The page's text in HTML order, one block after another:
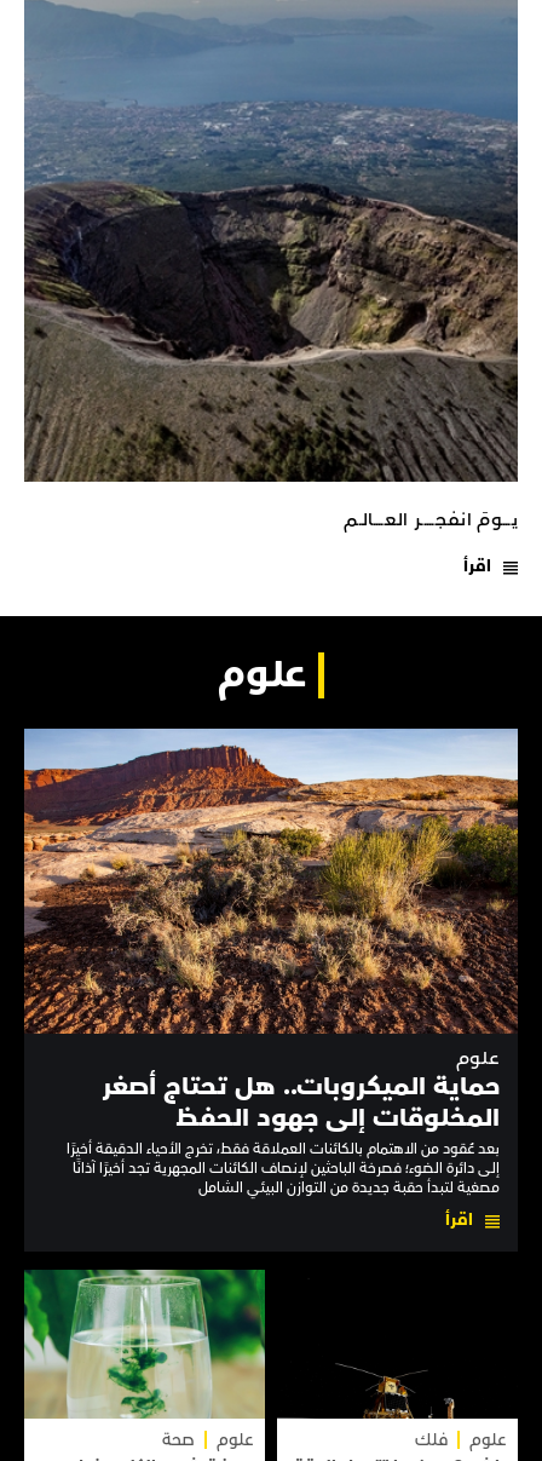
يـــومَ انفجـــــر العــــالـم
اقرأ
علوم
علوم
حماية الميكروبات.. هل تحتاج أصغر
المخلوقات إلى جهود الحفظ
بعد عُقود من الاهتمام بالكائنات العملاقة فقط، تخرج الأحياء الدقيقة أخيرًا
إلى دائرة الضوء؛ فصرخة الباحثين لإنصاف الكائنات المجهرية تجد أخيرًا آذانًا
مصغية لتبدأ حقبة جديدة من التوازن البيئي الشامل
اقرأ
علوم
فلك
علوم
صحة